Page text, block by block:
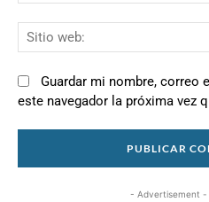
Guardar mi nombre, correo
este navegador la próxima vez
- Advertisement -